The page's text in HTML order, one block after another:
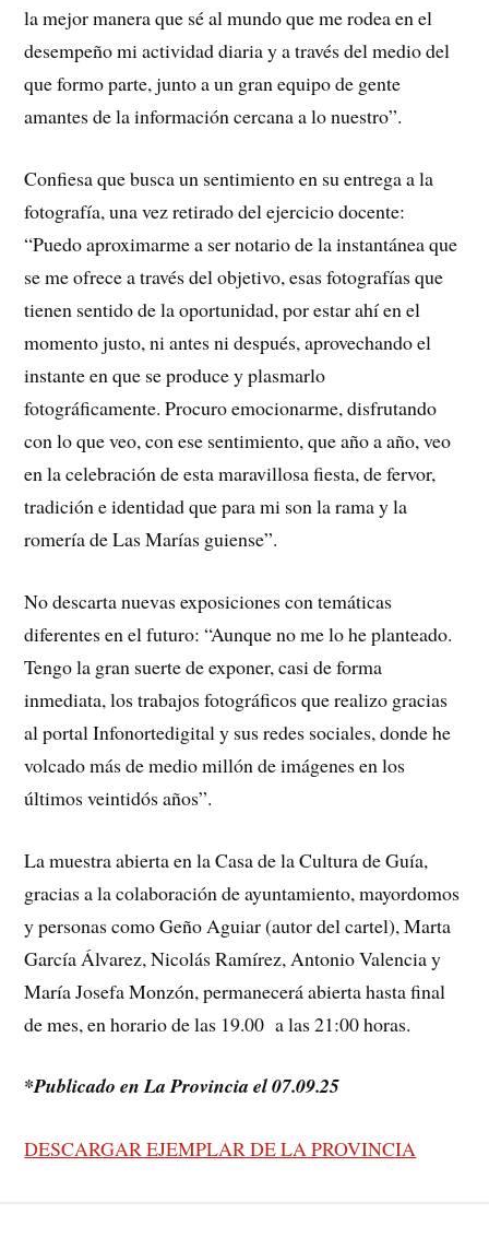
la mejor manera que sé al mundo que me rodea en el
desempeño mi actividad diaria y a través del medio del
que formo parte, junto a un gran equipo de gente
amantes de la información cercana a lo nuestro”.
Confiesa que busca un sentimiento en su entrega a la
fotografía, una vez retirado del ejercicio docente:
“Puedo aproximarme a ser notario de la instantánea que
se me ofrece a través del objetivo, esas fotografías que
tienen sentido de la oportunidad, por estar ahí en el
momento justo, ni antes ni después, aprovechando el
instante en que se produce y plasmarlo
fotográficamente. Procuro emocionarme, disfrutando
con lo que veo, con ese sentimiento, que año a año, veo
en la celebración de esta maravillosa fiesta, de fervor,
tradición e identidad que para mi son la rama y la
romería de Las Marías guiense”.
No descarta nuevas exposiciones con temáticas
diferentes en el futuro: “Aunque no me lo he planteado.
Tengo la gran suerte de exponer, casi de forma
inmediata, los trabajos fotográficos que realizo gracias
al portal Infonortedigital y sus redes sociales, donde he
volcado más de medio millón de imágenes en los
últimos veintidós años”.
La muestra abierta en la Casa de la Cultura de Guía,
gracias a la colaboración de ayuntamiento, mayordomos
y personas como Geño Aguiar (autor del cartel), Marta
García Álvarez, Nicolás Ramírez, Antonio Valencia y
María Josefa Monzón, permanecerá abierta hasta final
de mes, en horario de las 19.00 a las 21:00 horas.
*Publicado en La Provincia el 07.09.25
DESCARGAR EJEMPLAR DE LA PROVINCIA